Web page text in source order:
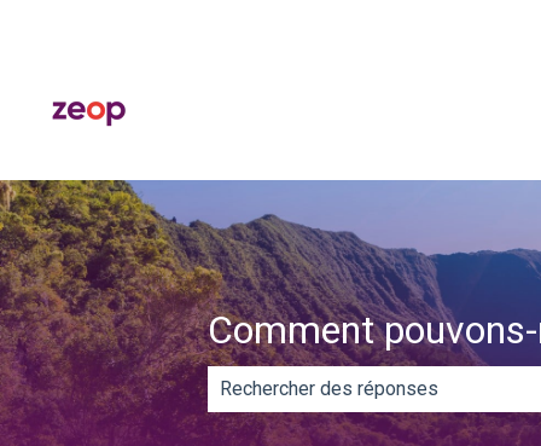
Comment
Il n'y a aucune suggestion car le